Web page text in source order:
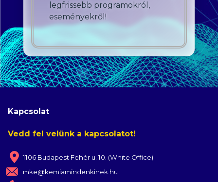
legfrissebb programokról,
eseményekről!
Kapcsolat
Vedd fel velünk a kapcsolatot!
1106 Budapest Fehér u. 10. (White Office)
mke@kemiamindenkinek.hu